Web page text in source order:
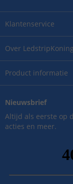
Over LedstripKoning
Product informatie
Klantenservice
Nieuwsbrief
Altijd als eerste op
acties en meer.